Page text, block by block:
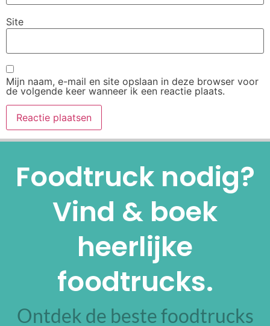
Site
Mijn naam, e-mail en site opslaan in deze browser voor
de volgende keer wanneer ik een reactie plaats.
Foodtruck nodig?
Vind & boek
heerlijke
foodtrucks.
Ontdek de beste foodtrucks